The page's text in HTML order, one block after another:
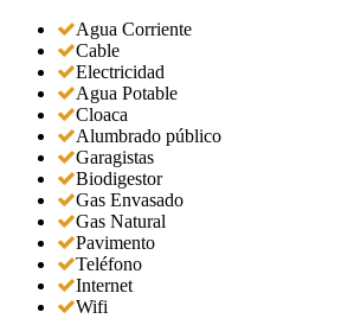
Agua Corriente
Cable
Electricidad
Agua Potable
Cloaca
Alumbrado público
Garagistas
Biodigestor
Gas Envasado
Gas Natural
Pavimento
Teléfono
Internet
Wifi